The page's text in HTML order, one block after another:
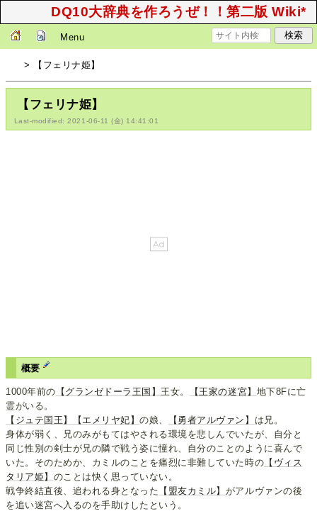
DQ10大辞典を作ろうぜ！！第二版 Wiki*
Menu
> 【フェリナ姫】
【フェリナ姫】
Last-modified: 2021-06-11 (金) 14:41:01
概要
1000年前の 【グランゼドーラ王国】 王女。 【王家の迷宮】 地下8Fに亡
霊がいる。
【ジュテ国王】
【エメリヤ妃】の娘、 【勇者アルヴァン】 は兄。
身体が弱く、兄のみがもてはやされる環境を悲しんでいたが、自分と
同じ性別の剣士が兄の隣で戦う姿に憧れ、自分のことのように喜んで
いた。そのためか、カミルのことを痛烈に非難していた時の 【ヴィス
タリア姫】 のことは快く思っていない。
戦争終結直後、追われる身となった 【盟友カミル】 がアルヴァンの後
を追い迷宮へ入るのを手助けしたという。